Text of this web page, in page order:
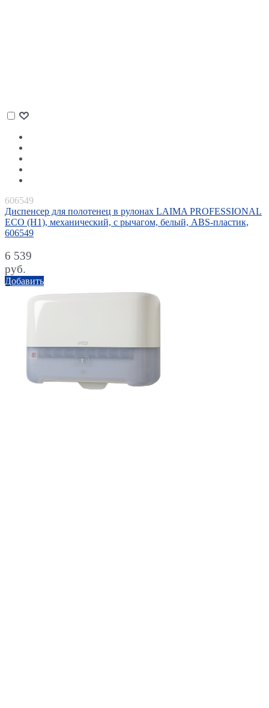
606549
Диспенсер для полотенец в рулонах LAIMA PROFESSIONAL
ECO (H1), механический, с рычагом, белый, ABS-пластик,
606549
6 539
руб.
Добавить